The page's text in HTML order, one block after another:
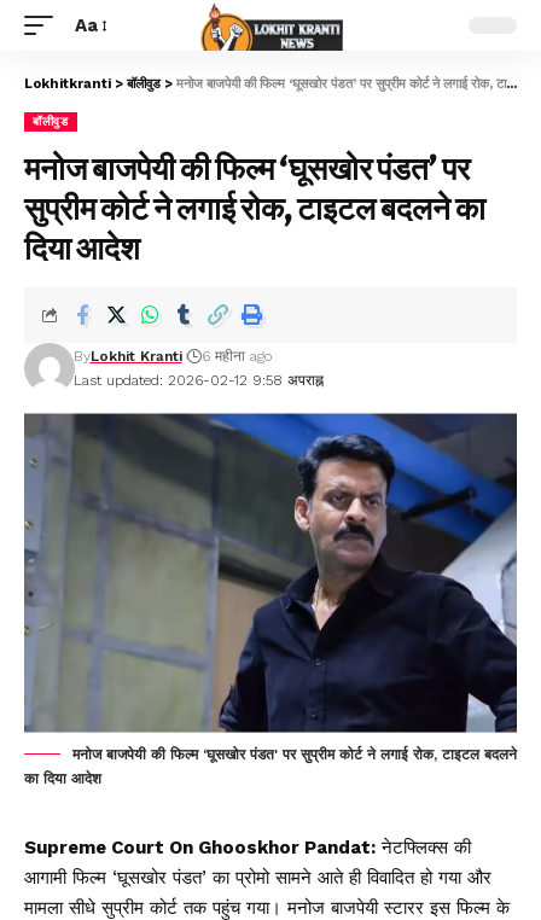
Aa
Lokhitkranti >बॉलीवुड> मनोज बाजपेयी की फिल्म ‘घूसखोर पंडत’ पर सुप्रीम कोर्ट ने लगाई रोक, टाइटल बदलने का दिया आदेश
बॉलीवुड
मनोज बाजपेयी की फिल्म ‘घूसखोर पंडत’ पर
सुप्रीम कोर्ट ने लगाई रोक, टाइटल बदलने का
दिया आदेश
Last updated: 2026-02-12 9:58 अपराह्न
ByLokhit Kranti 6 महीना ago
मनोज बाजपेयी की फिल्म ‘घूसखोर पंडत' पर सुप्रीम कोर्ट ने लगाई रोक, टाइटल बदलने
का दिया आदेश
Supreme Court On Ghooskhor Pandat: नेटफ्लिक्स की
आगामी फिल्म ‘घूसखोर पंडत’ का प्रोमो सामने आते ही विवादित हो गया और
मामला सीधे सुप्रीम कोर्ट तक पहुंच गया। मनोज बाजपेयी स्टारर इस फिल्म के